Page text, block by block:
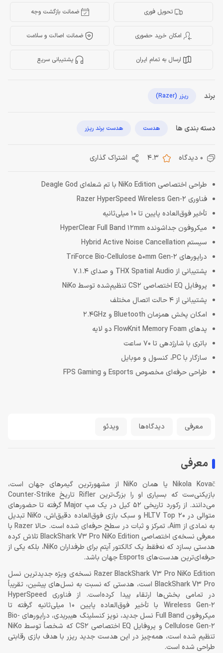
تحویل فوری ضمانت بازگشت وجه
امکان خرید حضوری ضمانت اصالت و سلامت
ارسال به تمام ایران پشتیبانی سریع
برند ریزر (Razer)
دسته بندی ها هدست هدست برند ریزر
0 دیدگاه 4.3 اشتراک گذاری
طراحی اختصاصی NiKo Edition با تم شعله‌ای Deagle God
فناوری Razer HyperSpeed Wireless Gen-2
تأخیر فوق‌العاده پایین تا 10 میلی‌ثانیه
میکروفون جداشونده HyperClear Full Band 12mm
سیستم Hybrid Active Noise Cancellation
درایورهای TriForce Bio-Cellulose 50mm Gen-2
پشتیبانی از THX Spatial Audio و صدای 7.1.4
پروفایل EQ اختصاصی CS2 تنظیم‌شده توسط NiKo
پشتیبانی از 4 حالت اتصال مختلف
امکان پخش همزمان Bluetooth و 2.4GHz
پدهای FlowKnit Memory Foam دو لایه
باتری با شارژدهی تا 70 ساعت
سازگار با PC، کنسول و موبایل
طراحی حرفه‌ای مخصوص Esports و FPS Gaming
معرفی دیدگاه‌ها ویدئو
معرفی
Nikola Kovač یا همان NiKo از مشهورترین گیمرهای جهان است،
بازیکنی‌ست که بسیاری او را بزرگ‌ترین Rifler تاریخ Counter-Strike
می‌دانند. از رکورد تاریخی 52 کیل در یک مپ Major گرفته تا حضورهای
متوالی در HLTV Top 20 و سبک بازی فوق‌العاده دقیق‌اش، NiKo تبدیل
به نمادی از Aim، تمرکز و ثبات در سطح حرفه‌ای شده است. حالا Razer با
معرفی نسخه‌ی اختصاصی BlackShark V3 Pro NiKo Edition تلاش کرده
هدستی بسازد که نه‌فقط یک کالکتور آیتم برای طرفداران NiKo، بلکه یکی از
حرفه‌ای‌ترین هدست‌های Esports جهان باشد.
Razer BlackShark V3 Pro NiKo Edition نسخه‌ی ویژه جدیدترین نسل
BlackShark V3 Pro است، هدستی که نسبت به نسل‌های پیشین، تقریباً
در تمامی بخش‌ها ارتقاء پیدا کرده‌است. از فناوری HyperSpeed
Wireless Gen-2 با تأخیر فوق‌العاده پایین 10 میلی‌ثانیه گرفته تا
میکروفون Full Band نسل جدید، نویز کنسلینگ هیبریدی، درایورهای Bio-
Cellulose Gen-2 و پروفایل EQ اختصاصی CS2 که شخصاً توسط NiKo
تنظیم شده است، همه‌چیز در این هدست جدید ریزر با هدف بازی رقابتی
طراحی شده است.